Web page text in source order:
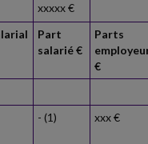
xxxxx €
Part
salarié €
Parts
€
- (1) xxx €